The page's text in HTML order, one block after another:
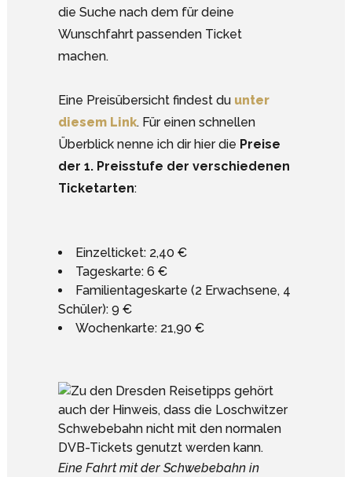
die Suche nach dem für deine
Wunschfahrt passenden Ticket
machen.
Eine Preisübersicht findest du unter
diesem Link. Für einen schnellen
Überblick nenne ich dir hier die Preise
der 1. Preisstufe der verschiedenen
Ticketarten:
Einzelticket: 2,40 €
Tageskarte: 6 €
Familientageskarte (2 Erwachsene, 4
Schüler): 9 €
Wochenkarte: 21,90 €
Eine Fahrt mit der Schwebebahn in